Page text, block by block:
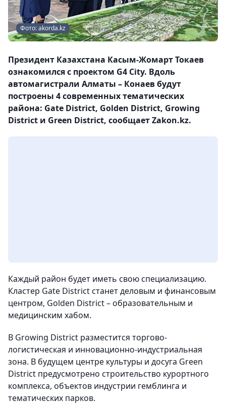
Фото: akorda.kz
Президент Казахстана Касым-Жомарт Токаев
ознакомился с проектом G4 City. Вдоль
автомагистрали Алматы – Конаев будут
построены 4 современных тематических
района: Gate District, Golden District, Growing
District и Green District, сообщает Zakon.kz.
Каждый район будет иметь свою специализацию.
Кластер Gate District станет деловым и финансовым
центром, Golden District – образовательным и
медицинским хабом.
В Growing District разместится торгово-
логистическая и инновационно-индустриальная
зона. В будущем центре культуры и досуга Green
District предусмотрено строительство курортного
комплекса, объектов индустрии гемблинга и
тематических парков.